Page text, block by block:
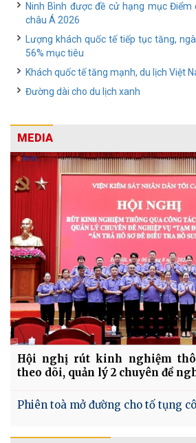
Ninh Bình được đề cử hạng mục Điểm
châu Á 2026
Lượng khách quốc tế tiếp tục tăng,
56% mục tiêu
Khách quốc tế tăng mạnh, du lịch Việt
Đường dài cho du lịch xanh
MEDIA
Hội nghị rút kinh nghiệm
theo dõi, quản lý 2 chuyên đề
Phiên toà mở đường cho tố tụng